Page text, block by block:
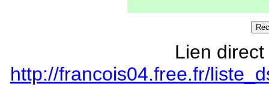
Lien
http://francois04.free.fr/